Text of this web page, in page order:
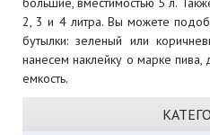
2, 3 и 4 литра. Вы можете
бутылки: зеленый или
нанесем наклейку о марке пива,
емкость.